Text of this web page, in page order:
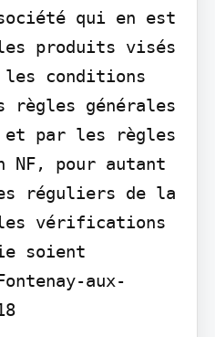
qui en est
produits visés
les conditions
générales
et par les règles
pour autant
réguliers de la
vérifications
soient
aux-